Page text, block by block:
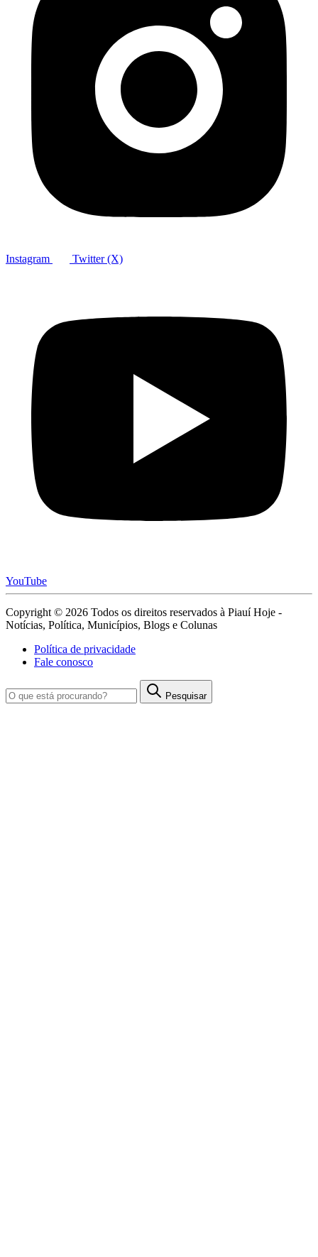
Instagram Twitter (X)
YouTube
Copyright © 2026 Todos os direitos reservados à Piauí Hoje -
Notícias, Política, Municípios, Blogs e Colunas
Política de privacidade
Fale conosco
Pesquisar